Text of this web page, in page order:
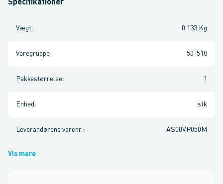
Specifikationer
Vægt: 0,133 Kg
Varegruppe: 50-518
Pakkestørrelse: 1
Enhed : stk
Leverandørens varenr. : AS00VP050M
Vis mere